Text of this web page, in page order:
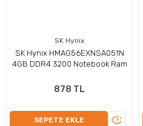
SK Hynix
SK Hynix HMAG56EXNSA051N
4GB DDR4 3200 Notebook Ram
878 TL
SEPETE EKLE
ÜRÜNÜ